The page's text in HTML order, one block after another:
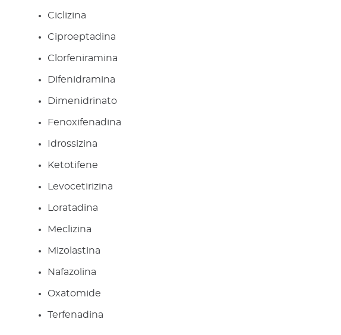
Ciclizina
Ciproeptadina
Clorfeniramina
Difenidramina
Dimenidrinato
Fenoxifenadina
Idrossizina
Ketotifene
Levocetirizina
Loratadina
Meclizina
Mizolastina
Nafazolina
Oxatomide
Terfenadina